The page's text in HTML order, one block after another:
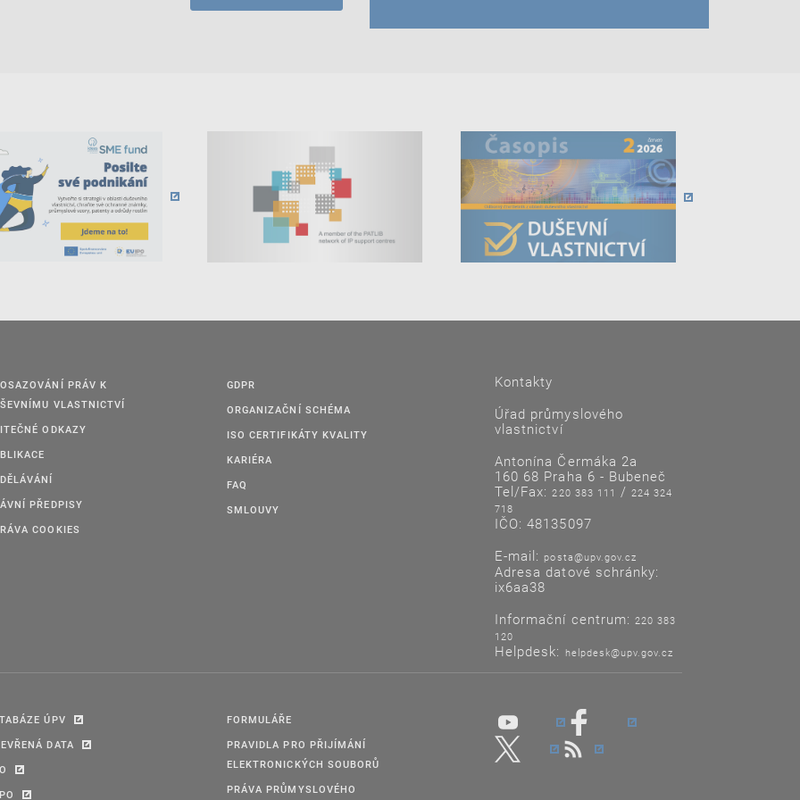
PRÁV K
VLASTNICTVÍ
ODKAZY
PŘEDPISY
COOKIES
GDPR
ORGANIZAČNÍ SCHÉMA
ISO CERTIFIKÁTY KVALITY
KARIÉRA
FAQ
SMLOUVY
Kontakty
Úřad průmyslového
vlastnictví
Antonína Čermáka 2a
160 68 Praha 6 - Bubeneč
Tel/Fax:220 383 111 /224 324
718
IČO: 48135097
E-mail: posta@upv.gov.cz
Adresa datové schránky:
ix6aa38
Informační centrum: 220 383
120
Helpdesk: helpdesk@upv.gov.cz
ÚPV
DATA
FORMULÁŘE
PRAVIDLA PRO PŘIJÍMÁNÍ
ELEKTRONICKÝCH SOUBORŮ
PRÁVA PRŮMYSLOVÉHO